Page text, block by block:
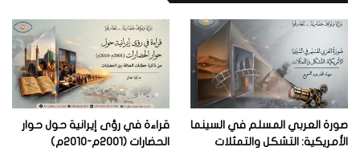
صورة العربي المسلم في السينما
الأمريكية: التشكل والتمثلات
قراءة في رؤى إيرانية حول حوار
الحضارات (2001م-2010م)